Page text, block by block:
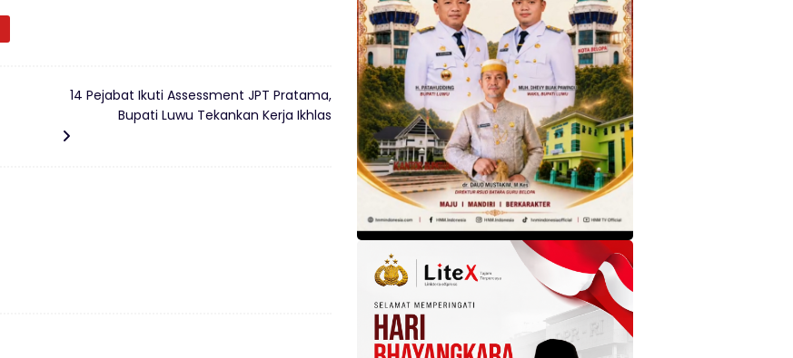
14 Pejabat Ikuti Assessment JPT Pratama,
Bupati Luwu Tekankan Kerja Ikhlas